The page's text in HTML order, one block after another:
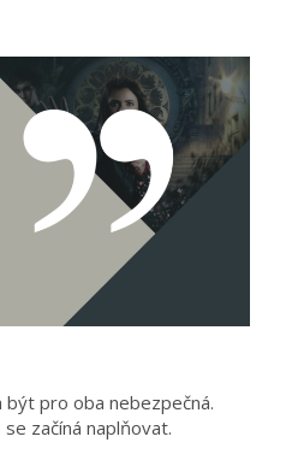
být pro oba nebezpečná.
začíná naplňovat.